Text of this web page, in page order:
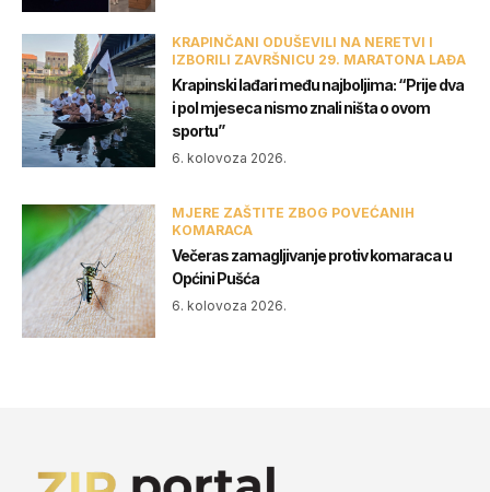
KRAPINČANI ODUŠEVILI NA NERETVI I
IZBORILI ZAVRŠNICU 29. MARATONA LAĐA
Krapinski lađari među najboljima: “Prije dva
i pol mjeseca nismo znali ništa o ovom
sportu”
6. kolovoza 2026.
MJERE ZAŠTITE ZBOG POVEĆANIH
KOMARACA
Večeras zamagljivanje protiv komaraca u
Općini Pušća
6. kolovoza 2026.